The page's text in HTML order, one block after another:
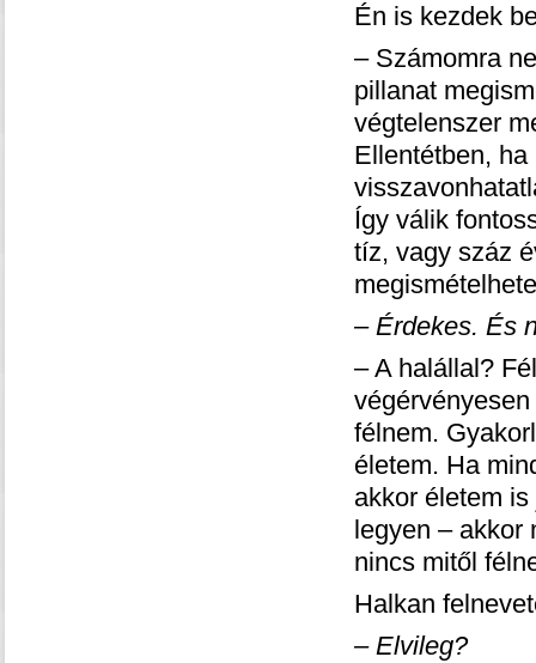
Én is kezdek
– Számomra
pillanat
végtelenszer
Ellentétben,
Így válik
tíz, vagy száz
– Érdekes. És
– A halállal?
félnem.
életem. Ha
akkor életem
legyen – akkor
nincs mitől
Halkan
– Elvileg?